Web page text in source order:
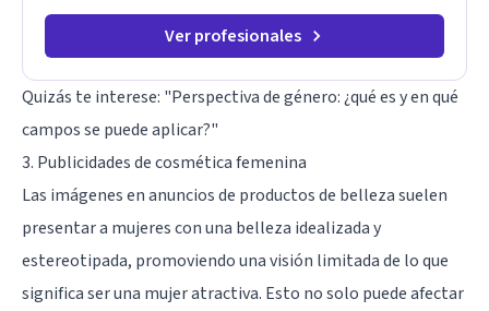
Ver profesionales
Quizás te interese: "Perspectiva de género: ¿qué es y en qué
campos se puede aplicar?"
3. Publicidades de cosmética femenina
Las imágenes en anuncios de productos de belleza suelen
presentar a mujeres con una belleza idealizada y
estereotipada, promoviendo una visión limitada de lo que
significa ser una mujer atractiva. Esto no solo puede afectar